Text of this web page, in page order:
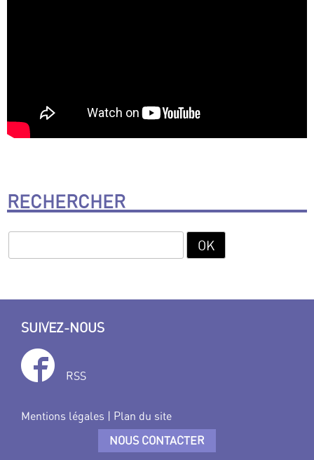
RECHERCHER
SUIVEZ-NOUS
RSS
Mentions légales | Plan du site
NOUS CONTACTER